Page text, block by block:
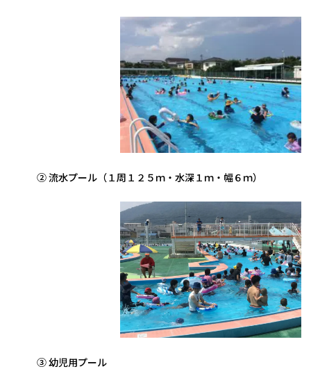
② 流水プール（１周１２５ｍ・水深１ｍ・幅６ｍ）
③ 幼児用プール